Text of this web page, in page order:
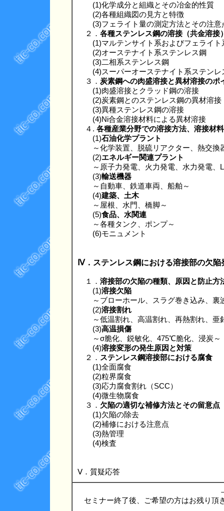
(1)化学成分と組織とその冶金的性質
(2)各種組織図の見方と特徴
(3)フェライト量の測定方法とその注意
２． 各種ステンレス鋼の溶接（共金溶接
(1)マルテンサイト系およびフェライト
(2)オーステナイト系ステンレス鋼
(3)二相系ステンレス鋼
(4)スーパーオーステナイト系ステンレ
３． 炭素鋼への肉盛溶接と異材溶接のポ
(1)肉盛溶接とクラッド鋼の溶接
(2)炭素鋼とのステンレス鋼の異材溶接
(3)異種ステンレス鋼の溶接
(4)Ni合金溶接材料による異材溶接
４. 各種産業分野での溶接方法、溶接材
(1)石油化学プラント
～化学装置、脱硫リアクター、熱交換
(2)エネルギー関連プラント
～原子力発電、火力発電、水力発電、
(3)輸送機器
～自動車、鉄道車両、船舶～
(4)建築、土木
～屋根、水門、橋脚～
(5)食品、水関連
～各種タンク、ポンプ～
(6)モニュメント
Ⅳ．ステンレス鋼における溶接部の欠
１． 溶接部の欠陥の種類、原因と防止方
(1)溶接欠陥
～ブローホール、スラグ巻き込み、裏
(2)溶接割れ
～低温割れ、高温割れ、再熱割れ、亜
(3)高温損傷
～σ脆化、鋭敏化、475℃脆化、浸炭～
(4)溶接変形の発生原因と対策
２． ステンレス鋼溶接部における腐食
(1)全面腐食
(2)粒界腐食
(3)応力腐食割れ（SCC）
(4)微生物腐食
３． 欠陥の適切な補修方法とその留意点
(1)欠陥の除去
(2)補修における注意点
(3)熱管理
(4)検査
Ⅴ．質疑応答
セミナー終了後、ご希望の方はお残り頂